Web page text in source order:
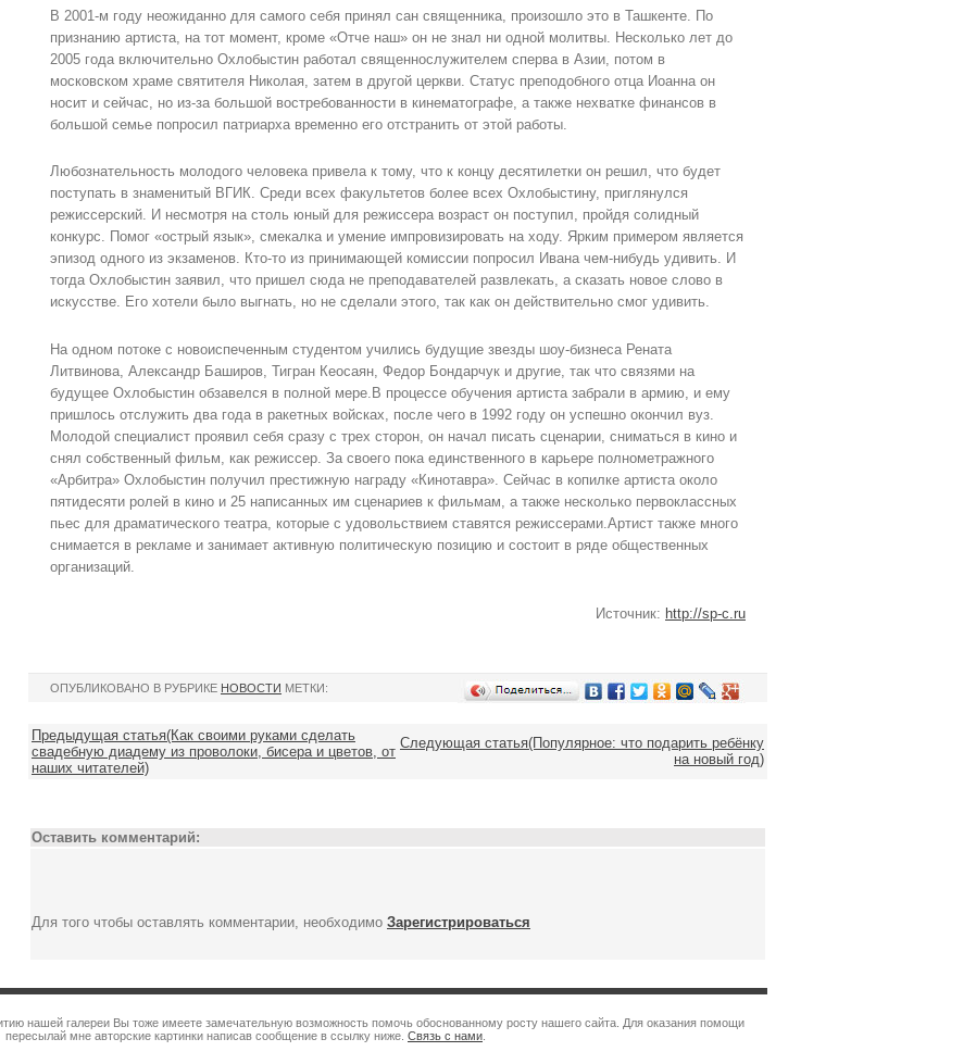
В 2001-м году неожиданно для самого себя принял сан священника, произошло это в Ташкенте. По
признанию артиста, на тот момент, кроме «Отче наш» он не знал ни одной молитвы. Несколько лет до
2005 года включительно Охлобыстин работал священнослужителем сперва в Азии, потом в
московском храме святителя Николая, затем в другой церкви. Статус преподобного отца Иоанна он
носит и сейчас, но из-за большой востребованности в кинематографе, а также нехватке финансов в
большой семье попросил патриарха временно его отстранить от этой работы.
Любознательность молодого человека привела к тому, что к концу десятилетки он решил, что будет
поступать в знаменитый ВГИК. Среди всех факультетов более всех Охлобыстину, приглянулся
режиссерский. И несмотря на столь юный для режиссера возраст он поступил, пройдя солидный
конкурс. Помог «острый язык», смекалка и умение импровизировать на ходу. Ярким примером является
эпизод одного из экзаменов. Кто-то из принимающей комиссии попросил Ивана чем-нибудь удивить. И
тогда Охлобыстин заявил, что пришел сюда не преподавателей развлекать, а сказать новое слово в
искусстве. Его хотели было выгнать, но не сделали этого, так как он действительно смог удивить.
На одном потоке с новоиспеченным студентом учились будущие звезды шоу-бизнеса Рената
Литвинова, Александр Баширов, Тигран Кеосаян, Федор Бондарчук и другие, так что связями на
будущее Охлобыстин обзавелся в полной мере.В процессе обучения артиста забрали в армию, и ему
пришлось отслужить два года в ракетных войсках, после чего в 1992 году он успешно окончил вуз.
Молодой специалист проявил себя сразу с трех сторон, он начал писать сценарии, сниматься в кино и
снял собственный фильм, как режиссер. За своего пока единственного в карьере полнометражного
«Арбитра» Охлобыстин получил престижную награду «Кинотавра». Сейчас в копилке артиста около
пятидесяти ролей в кино и 25 написанных им сценариев к фильмам, а также несколько первоклассных
пьес для драматического театра, которые с удовольствием ставятся режиссерами.Артист также много
снимается в рекламе и занимает активную политическую позицию и состоит в ряде общественных
организаций.
Источник: http://sp-c.ru
ОПУБЛИКОВАНО В РУБРИКЕ НОВОСТИ МЕТКИ:
Предыдущая статья(Как своими руками сделать
свадебную диадему из проволоки, бисера и цветов, от
наших читателей)
Следующая статья(Популярное: что подарить ребёнку
на новый год)
Оставить комментарий:
Для того чтобы оставлять комментарии, необходимо Зарегистрироваться
нашей галереи Вы тоже имеете замечательную возможность помочь обоснованному росту нашего сайта. Для оказания помощи
пересылай мне авторские картинки написав сообщение в ссылку ниже. Связь с нами